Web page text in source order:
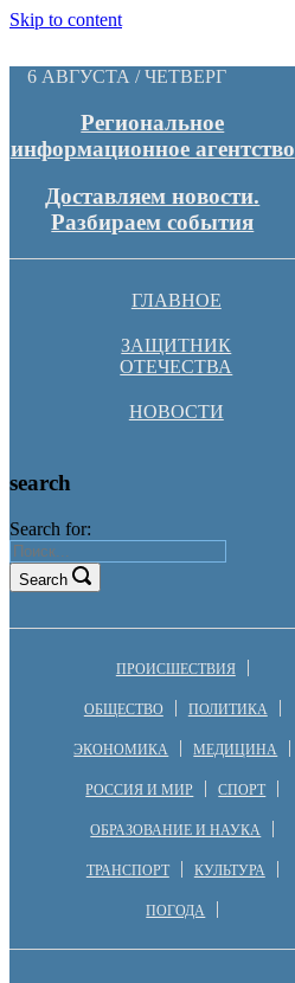
Skip to content
6 АВГУСТА / ЧЕТВЕРГ
Региональное
информационное агентство
Доставляем новости.
Разбираем события
ГЛАВНОЕ
ЗАЩИТНИК
ОТЕЧЕСТВА
НОВОСТИ
search
Search for:
Search
ПРОИСШЕСТВИЯ
ОБЩЕСТВО ПОЛИТИКА
ЭКОНОМИКА МЕДИЦИНА
РОССИЯ И МИР СПОРТ
ОБРАЗОВАНИЕ И НАУКА
ТРАНСПОРТ КУЛЬТУРА
ПОГОДА